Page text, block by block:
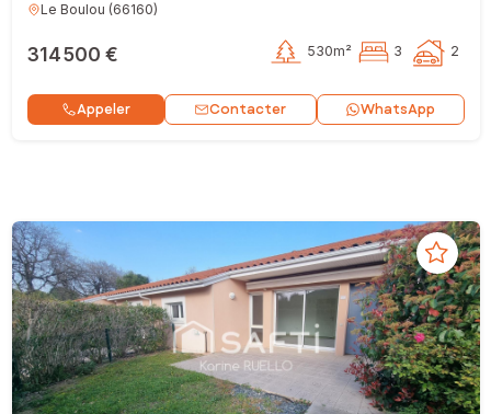
Le Boulou (66160)
314 500 € 530m² 3 2
Appeler Contacter WhatsApp